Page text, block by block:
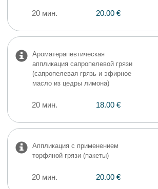
20 мин. 20.00 €
Ароматерапевтическая
аппликация сапропелевой грязи
(сапропелевая грязь и эфирное
масло из цедры лимона)
20 мин. 18.00 €
Aппликация с применением
торфяной грязи (пакеты)
20 мин. 20.00 €